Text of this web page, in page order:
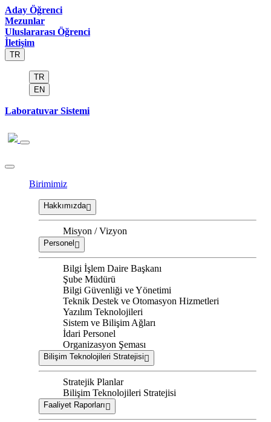
Aday Öğrenci
Mezunlar
Uluslararası Öğrenci
İletişim
TR
TR
EN
Laboratuvar Sistemi
Birimimiz
Hakkımızda
Misyon / Vizyon
Personel
Bilgi İşlem Daire Başkanı
Şube Müdürü
Bilgi Güvenliği ve Yönetimi
Teknik Destek ve Otomasyon Hizmetleri
Yazılım Teknolojileri
Sistem ve Bilişim Ağları
İdari Personel
Organizasyon Şeması
Bilişim Teknolojileri Stratejisi
Stratejik Planlar
Bilişim Teknolojileri Stratejisi
Faaliyet Raporları